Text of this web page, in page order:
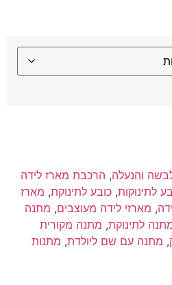
והנעלה, הרכבת מארז לידה
לתינוקות, כובע לתינוקת, מארז
, מארזי לידה מעוצבים, מתנה
לתינוקת, מתנה מקורית
, מתנה עם שם ליולדת, מתנות